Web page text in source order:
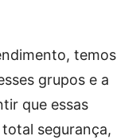
temos
grupos e a
que essas
segurança,